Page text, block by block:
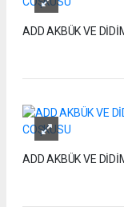
ADD AKBÜK VE
ADD AKBÜK VE